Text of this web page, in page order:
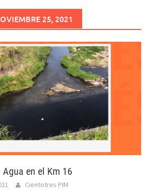
25, 2021
en el Km 16
Cientotres PIM